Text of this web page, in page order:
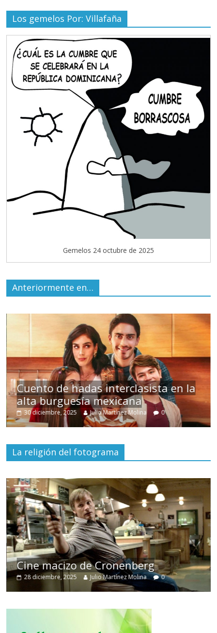
Los gemelos Por: Villafaña
Gemelos 24 octubre de 2025
Anteriormente en…
Cuento de hadas interclasista en la
alta burguesía mexicana
30 diciembre, 2025 Julio Martínez Molina 0
La religión del fotograma
Cine macizo de Cronenberg
28 diciembre, 2025 Julio Martínez Molina 0